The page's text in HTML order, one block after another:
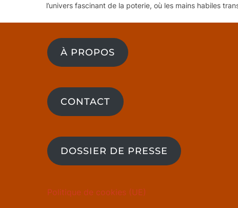
l’univers fascinant de la poterie, où les mains habiles
À PROPOS
CONTACT
DOSSIER DE PRESSE
Politique de cookies (UE)